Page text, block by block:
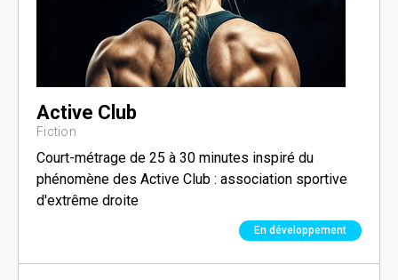
Active Club
Fiction
Court-métrage de 25 à 30 minutes inspiré du
phénomène des Active Club : association sportive
d'extrême droite
En développement